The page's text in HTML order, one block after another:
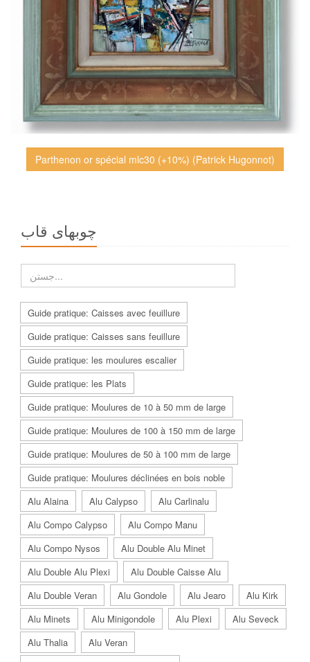
Parthenon or spécial mlc30 (+10%) (Patrick Hugonnot)
چوبهاى قاب
Guide pratique: Caisses avec feuillure
Guide pratique: Caisses sans feuillure
Guide pratique: les moulures escalier
Guide pratique: les Plats
Guide pratique: Moulures de 10 à 50 mm de large
Guide pratique: Moulures de 100 à 150 mm de large
Guide pratique: Moulures de 50 à 100 mm de large
Guide pratique: Moulures déclinées en bois noble
Alu Alaina
Alu Calypso
Alu Carlinalu
Alu Compo Calypso
Alu Compo Manu
Alu Compo Nysos
Alu Double Alu Minet
Alu Double Alu Plexi
Alu Double Caisse Alu
Alu Double Veran
Alu Gondole Alu Jearo
Alu Kirk
Alu Minets
Alu Minigondole Alu Plexi
Alu Seveck
Alu Thalia
Alu Veran